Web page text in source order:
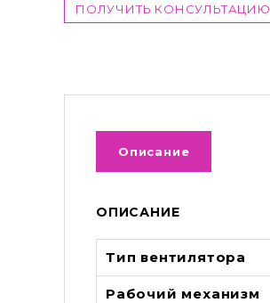
ПОЛУЧИТЬ КОНСУЛЬТАЦИЮ
Описание
ОПИСАНИЕ
Тип вентилятора
Рабочий механизм